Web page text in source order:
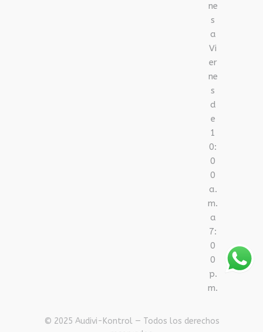
ne
s
a
Vi
er
ne
s
d
e
1
0:
0
0
a.
m.
a
7:
0
0
p.
m.
© 2025 Audivi-Kontrol — Todos los derechos